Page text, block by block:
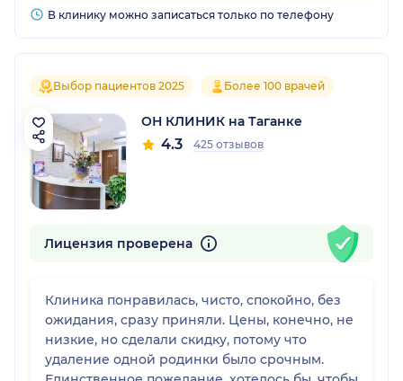
В клинику можно записаться только по телефону
Выбор пациентов 2025 Более 100 врачей
ОН КЛИНИК на Таганке
4.3 425 отзывов
Лицензия проверена
Клиника понравилась, чисто, спокойно, без
ожидания, сразу приняли. Цены, конечно, не
низкие, но сделали скидку, потому что
удаление одной родинки было срочным.